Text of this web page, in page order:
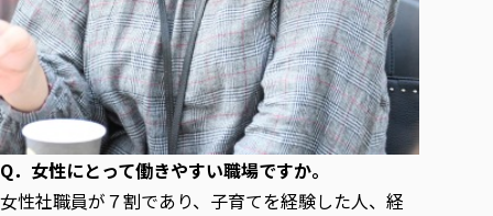
Q．女性にとって働きやすい職場ですか。
女性社職員が７割であり、子育てを経験した人、経